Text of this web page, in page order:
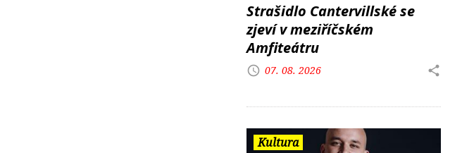
Strašidlo Cantervillské se
zjeví v meziříčském
Amfiteátru
07. 08. 2026
Kultura